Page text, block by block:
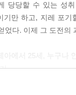
당당할 수 있는 성
기만 하고, 지레 포
었다. 이제 그 도전